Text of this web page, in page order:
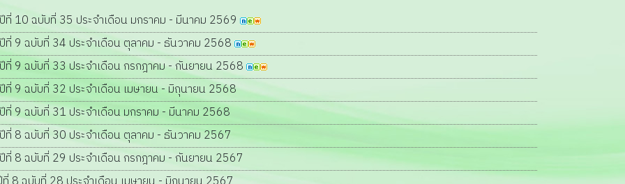
10 ฉบับที่ 35 ประจำเดือน มกราคม - มีนาคม 2569
9 ฉบับที่ 34 ประจำเดือน ตุลาคม - ธันวาคม 2568
9 ฉบับที่ 33 ประจำเดือน กรกฎาคม - กันยายน 2568
9 ฉบับที่ 32 ประจำเดือน เมษายน - มิถุนายน 2568
9 ฉบับที่ 31 ประจำเดือน มกราคม - มีนาคม 2568
8 ฉบับที่ 30 ประจำเดือน ตุลาคม - ธันวาคม 2567
8 ฉบับที่ 29 ประจำเดือน กรกฎาคม - กันยายน 2567